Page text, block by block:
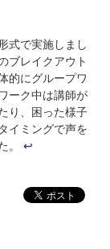
式で実施しまし
ブレイクアウト
的にグループワ
ーク中は講師が
り、困った様子
イミングで声を
。 ↩